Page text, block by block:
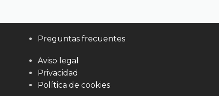
Preguntas frecuentes
Aviso legal
Privacidad
Política de cookies